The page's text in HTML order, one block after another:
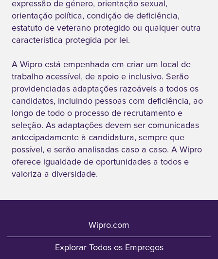
superior. Este
programa
permite aos
titulares de um
um grau de
B.Tech em
Informação
numa
universidade
reconhecida
como "Institute
of Eminence"
Governo da
tempo inteiro
na Wipro. Ao
expressão de género, orientação sexual,
orientação política, condição de deficiência,
estatuto de veterano protegido ou qualquer outra
característica protegida por lei.
A Wipro está empenhada em criar um local de
trabalho acessível, de apoio e inclusivo. Serão
providenciadas adaptações razoáveis a todos os
candidatos, incluindo pessoas com deficiência, ao
longo de todo o processo de recrutamento e
seleção. As adaptações devem ser comunicadas
antecipadamente à candidatura, sempre que
possível, e serão analisadas caso a caso. A Wipro
oferece igualdade de oportunidades a todos e
valoriza a diversidade.
Wipro.com
Explorar Todos os Empregos